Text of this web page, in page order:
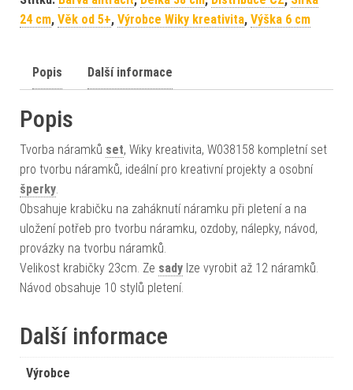
24 cm, Věk od 5+, Výrobce Wiky kreativita, Výška 6 cm
Popis Další informace
Popis
Tvorba náramků set, Wiky kreativita, W038158 kompletní set
pro tvorbu náramků, ideální pro kreativní projekty a osobní
šperky.
Obsahuje krabičku na zaháknutí náramku při pletení a na
uložení potřeb pro tvorbu náramku, ozdoby, nálepky, návod,
provázky na tvorbu náramků.
Velikost krabičky 23cm. Ze sady lze vyrobit až 12 náramků.
Návod obsahuje 10 stylů pletení.
Další informace
Výrobce